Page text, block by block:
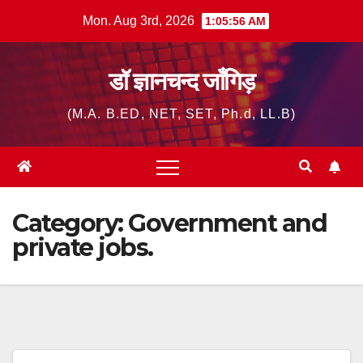
Mon. Aug 3rd, 2026 1:05:57 AM
डॉ ज्ञानचन्द जाँगिड़
(M.A. B.ED, NET, SET, Ph.d, LL.B)
Category:Government and
private jobs.